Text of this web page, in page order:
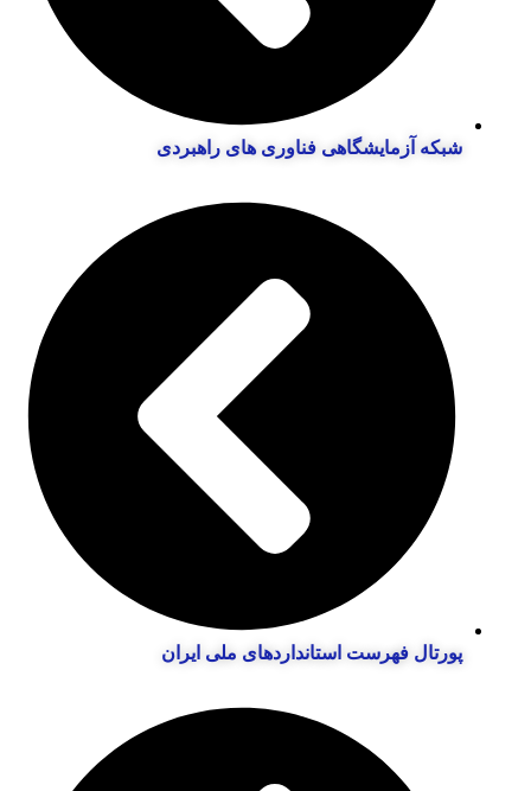
شبکه آزمایشگاهی فناوری های راهبردی
پورتال فهرست استانداردهای ملی ایران